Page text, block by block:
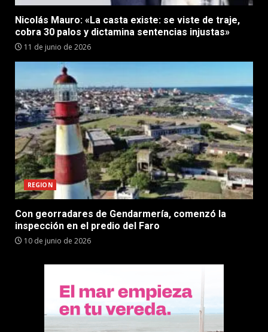
Nicolás Mauro: «La casta existe: se viste de traje,
cobra 30 palos y dictamina sentencias injustas»
11 de junio de 2026
REGION
Con georradares de Gendarmería, comenzó la
inspección en el predio del Faro
10 de junio de 2026